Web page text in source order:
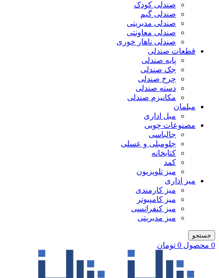
صندلی کودک
صندلی گیم
صندلی مدیریتی
صندلی معاونتی
صندلی ناهار خوری
قطعات صندلی
پایه صندلی
جک صندلی
چرخ صندلی
دسته صندلی
مکانیزم صندلی
مبلمان
مبل اداری
مصنوعات چوبی
جالباسی
جلومبلی و عسلی
کتابخانه
کمد
میز تلویزیون
میز اداری
میز کارمندی
میز کامپیوتر
میز کنفرانسی
میز مدیریتی
جستجو
0 محصول 0 تومان